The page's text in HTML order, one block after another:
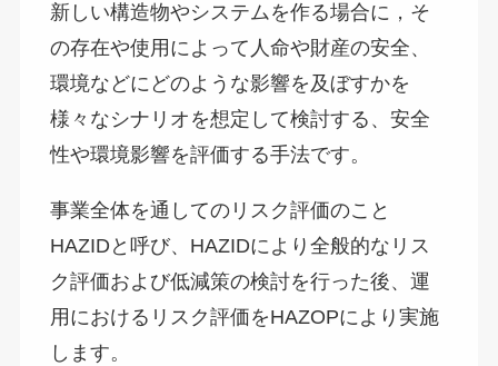
新しい構造物やシステムを作る場合に，そ
の存在や使用によって人命や財産の安全、
環境などにどのような影響を及ぼすかを
様々なシナリオを想定して検討する、安全
性や環境影響を評価する手法です。
事業全体を通してのリスク評価のこと
HAZIDと呼び、HAZIDにより全般的なリス
ク評価および低減策の検討を行った後、運
用におけるリスク評価をHAZOPにより実施
します。